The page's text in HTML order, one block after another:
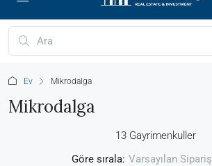
Ev Mikrodalga
Mikrodalga
13 Gayrimenkuller
Göre sırala: Varsayılan Sipariş